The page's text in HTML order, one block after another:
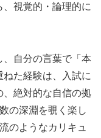
視覚的・論理的に
、自分の言葉で「本
た経験は、入試に
、絶対的な自信の拠
の深淵を覗く楽し
のようなカリキュ